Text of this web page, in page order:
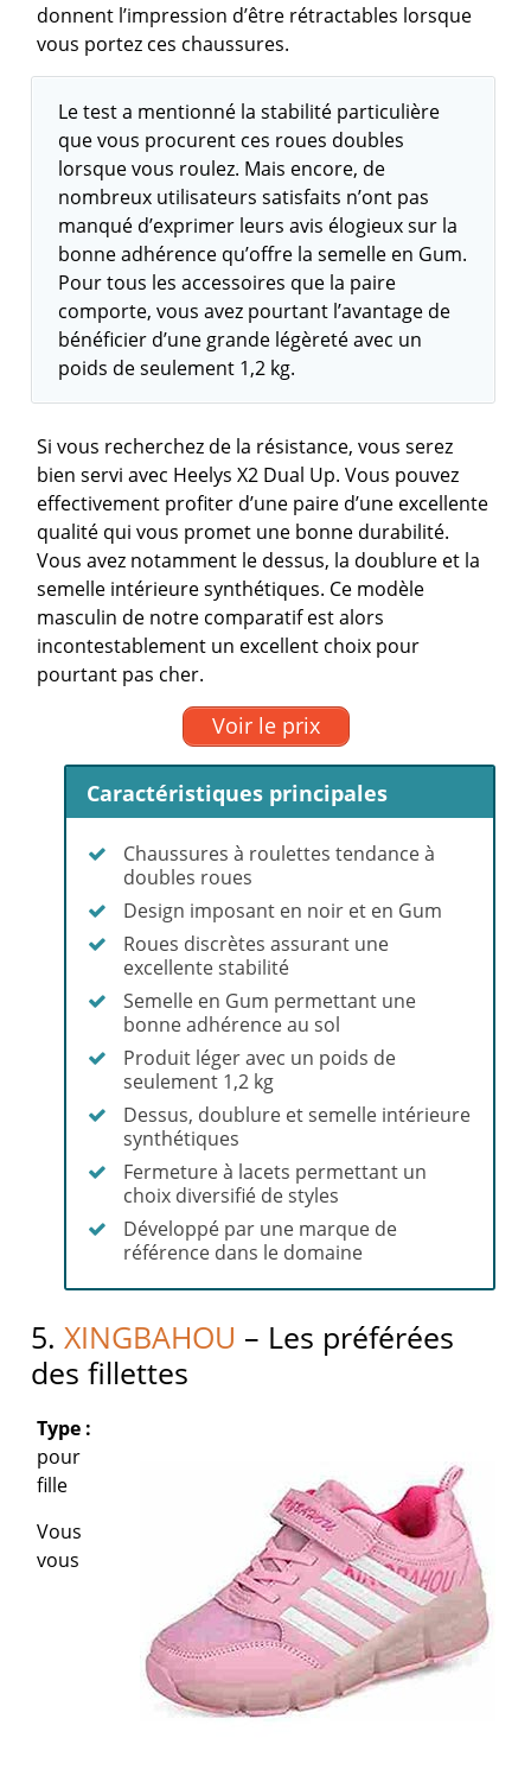
donnent l’impression d’être rétractables lorsque
vous portez ces chaussures.
Le test a mentionné la stabilité particulière
que vous procurent ces roues doubles
lorsque vous roulez. Mais encore, de
nombreux utilisateurs satisfaits n’ont pas
manqué d’exprimer leurs avis élogieux sur la
bonne adhérence qu’offre la semelle en Gum.
Pour tous les accessoires que la paire
comporte, vous avez pourtant l’avantage de
bénéficier d’une grande légèreté avec un
poids de seulement 1,2 kg.
Si vous recherchez de la résistance, vous serez
bien servi avec Heelys X2 Dual Up. Vous pouvez
effectivement profiter d’une paire d’une excellente
qualité qui vous promet une bonne durabilité.
Vous avez notamment le dessus, la doublure et la
semelle intérieure synthétiques. Ce modèle
masculin de notre comparatif est alors
incontestablement un excellent choix pour
pourtant pas cher.
Voir le prix
Caractéristiques principales
Chaussures à roulettes tendance à
doubles roues
Design imposant en noir et en Gum
Roues discrètes assurant une
excellente stabilité
Semelle en Gum permettant une
bonne adhérence au sol
Produit léger avec un poids de
seulement 1,2 kg
Dessus, doublure et semelle intérieure
synthétiques
Fermeture à lacets permettant un
choix diversifié de styles
Développé par une marque de
référence dans le domaine
5.XINGBAHOU – Les préférées
des fillettes
Type :
pour
fille
Vous
vous